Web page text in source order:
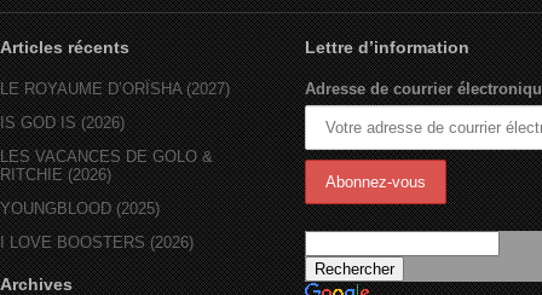
Articles récents
LE ROYAUME D’ORÏSHA (2027)
IS GOD IS (2026)
LES VACANCES DE GOLO &
RITCHIE (2026)
YOUNGBLOOD (2025)
I LOVE BOOSTERS (2026)
Archives
Lettre d’information
Adresse de courrier